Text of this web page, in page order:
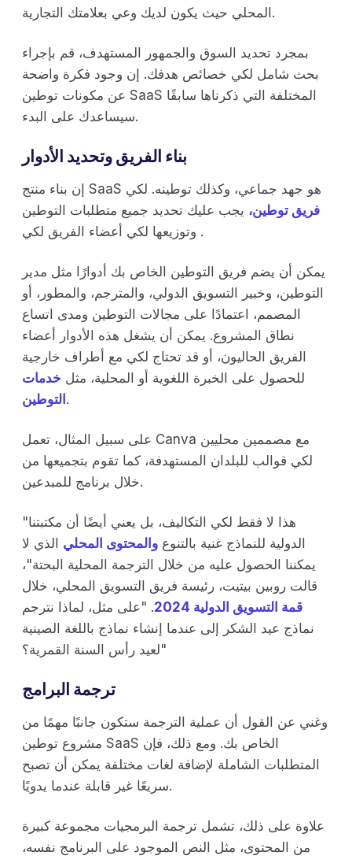
المحلي حيث يكون لديك وعي بعلامتك التجارية.
بمجرد تحديد السوق والجمهور المستهدف، قم بإجراء
بحث شامل لكي خصائص هدفك. إن وجود فكرة واضحة
عن مكونات توطين SaaS المختلفة التي ذكرناها سابقًا
سيساعدك على البدء.
بناء الفريق وتحديد الأدوار
إن بناء منتج SaaS هو جهد جماعي، وكذلك توطينه. لكي
فريق توطين، يجب عليك تحديد جميع متطلبات التوطين
وتوزيعها لكي أعضاء الفريق لكي .
يمكن أن يضم فريق التوطين الخاص بك أدوارًا مثل مدير
التوطين، وخبير التسويق الدولي، والمترجم، والمطور، أو
المصمم، اعتمادًا على مجالات التوطين ومدى اتساع
نطاق المشروع. يمكن أن يشغل هذه الأدوار أعضاء
الفريق الحاليون، أو قد تحتاج لكي مع أطراف خارجية
للحصول على الخبرة اللغوية أو المحلية، مثل خدمات
التوطين.
على سبيل المثال، تعمل Canva مع مصممين محليين
لكي قوالب للبلدان المستهدفة، كما تقوم بتجميعها من
خلال برنامج للمبدعين.
"هذا لا فقط لكي التكاليف، بل يعني أيضًا أن مكتبتنا
الدولية للنماذج غنية بالتنوع والمحتوى المحلي الذي لا
يمكننا الحصول عليه من خلال الترجمة المحلية البحتة"،
قالت روبين بيتيت، رئيسة فريق التسويق المحلي، خلال
قمة التسويق الدولية 2024
. "على مثل، لماذا نترجم
نماذج عيد الشكر إلى عندما إنشاء نماذج باللغة الصينية
لعيد رأس السنة القمرية؟"
ترجمة البرامج
وغني عن القول أن عملية الترجمة ستكون جانبًا مهمًا من
مشروع توطين SaaS الخاص بك. ومع ذلك، فإن
المتطلبات الشاملة لإضافة لغات مختلفة يمكن أن تصبح
سريعًا غير قابلة عندما يدويًا.
علاوة على ذلك، تشمل ترجمة البرمجيات مجموعة كبيرة
من المحتوى، مثل النص الموجود على البرنامج نفسه،